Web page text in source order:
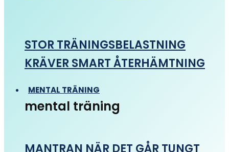
STOR TRÄNINGSBELASTNING
KRÄVER SMART ÅTERHÄMTNING
MENTAL TRÄNING
mental träning
MANTRAN NÄR DET GÅR TUNGT